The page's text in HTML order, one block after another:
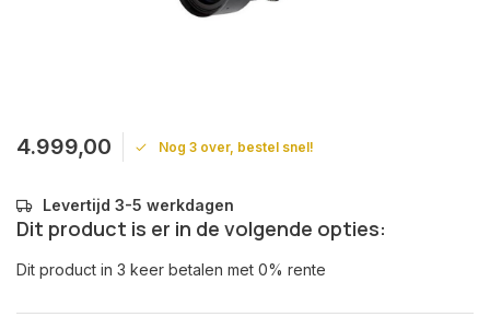
4.999,00 Nog 3 over, bestel snel!
Levertijd 3-5 werkdagen
Dit product is er in de volgende opties:
Dit product in 3 keer betalen met 0% rente